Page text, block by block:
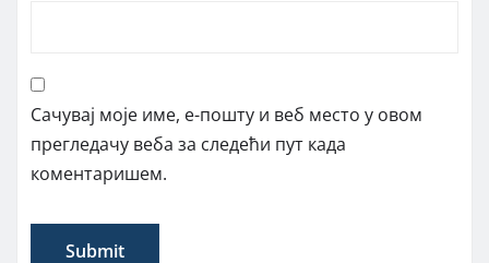
Сачувај моје име, е-пошту и веб место у овом
прегледачу веба за следећи пут када
коментаришем.